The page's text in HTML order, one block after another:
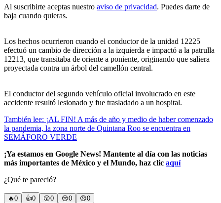
Al suscribirte aceptas nuestro aviso de privacidad. Puedes darte de
baja cuando quieras.
Los hechos ocurrieron cuando el conductor de la unidad 12225
efectuó un cambio de dirección a la izquierda e impactó a la patrulla
12213, que transitaba de oriente a poniente, originando que saliera
proyectada contra un árbol del camellón central.
El conductor del segundo vehículo oficial involucrado en este
accidente resultó lesionado y fue trasladado a un hospital.
También lee: ¡AL FIN! A más de año y medio de haber comenzado
la pandemia, la zona norte de Quintana Roo se encuentra en
SEMÁFORO VERDE
¡Ya estamos en Google News! Mantente al día con las noticias
más importantes de México y el Mundo, haz clic aquí
¿Qué te pareció?
🔥0 👍0 😲0 😢0 😠0